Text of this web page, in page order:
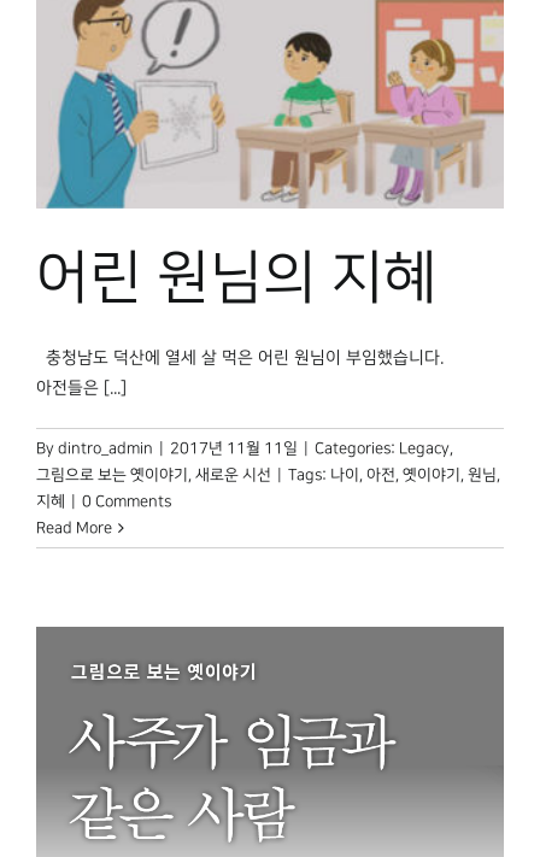
원문보기 PDF
박물관 홈페이지
어린 원님의 지혜
충청남도 덕산에 열세 살 먹은 어린 원님이 부임했습니다.
아전들은 [...]
By dintro_admin 2017년 11월 11일 Categories: Legacy,
그림으로 보는 옛이야기 , 새로운 시선 Tags: 나이 , 아전, 옛이야기 , 원님,
지혜
0 Comments
Read More